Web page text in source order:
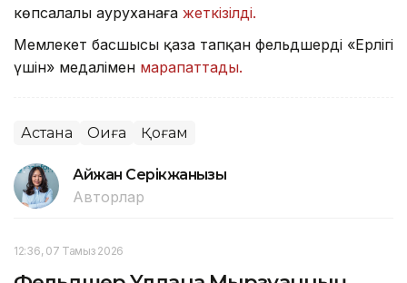
көпсалалы ауруханаға жеткізілді.
Мемлекет басшысы қаза тапқан фельдшерді «Ерлігі
үшін» медалімен марапаттады.
Астана Оқиға Қоғам
Айжан Серікжанқызы
Авторлар
12:36, 07 Тамыз 2026